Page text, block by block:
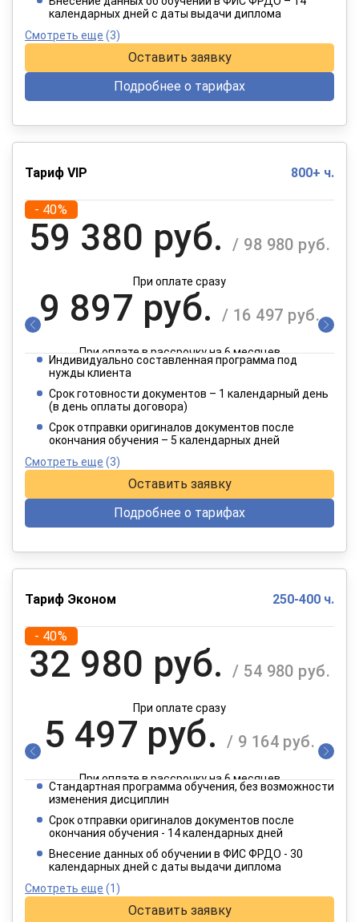
календарных дней с даты выдачи диплома
Смотреть еще (3)
Оставить заявку
Подробнее о тарифах
Тариф VIP 800+ ч.
- 40%
59 380 руб. / 98 980 руб.
При оплате сразу
9 897 руб. / 16 497 руб.
При оплате в рассрочку на 6 месяцев
4 949 руб. / 8 249 руб.
При оплате в рассрочку на 12 месяцев
Индивидуально составленная программа под
нужды клиента
Срок готовности документов – 1 календарный день
(в день оплаты договора)
Срок отправки оригиналов документов после
окончания обучения – 5 календарных дней
Смотреть еще (3)
Оставить заявку
Подробнее о тарифах
Тариф Эконом 250-400 ч.
- 40%
32 980 руб. / 54 980 руб.
При оплате сразу
5 497 руб. / 9 164 руб.
При оплате в рассрочку на 6 месяцев
2 749 руб.
При оплате в рассрочку на 12 месяцев
Стандартная программа обучения, без возможности
изменения дисциплин
Срок отправки оригиналов документов после
окончания обучения - 14 календарных дней
Внесение данных об обучении в ФИС ФРДО - 30
календарных дней с даты выдачи диплома
Смотреть еще (1)
Оставить заявку